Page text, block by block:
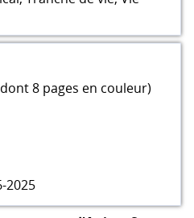
8 pages en couleur)
2025